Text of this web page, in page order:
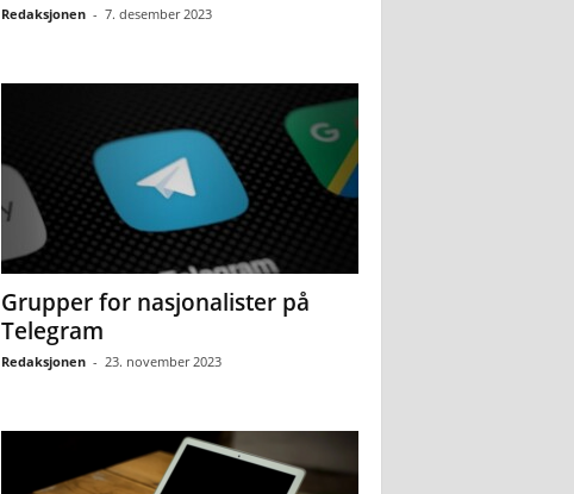
Redaksjonen - 7. desember 2023
Grupper for nasjonalister på
Telegram
Redaksjonen - 23. november 2023